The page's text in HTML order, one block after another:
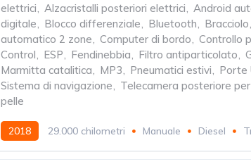
elettrici, Alzacristalli posteriori elettrici, Android
digitale, Blocco differenziale, Bluetooth, Bracciolo,
automatico 2 zone, Computer di bordo, Controllo
Control, ESP, Fendinebbia, Filtro antiparticolato,
Marmitta catalitica, MP3, Pneumatici estivi, Porte
Sistema di navigazione, Telecamera posteriore
pelle
2018 29.000 chilometri Manuale Diesel